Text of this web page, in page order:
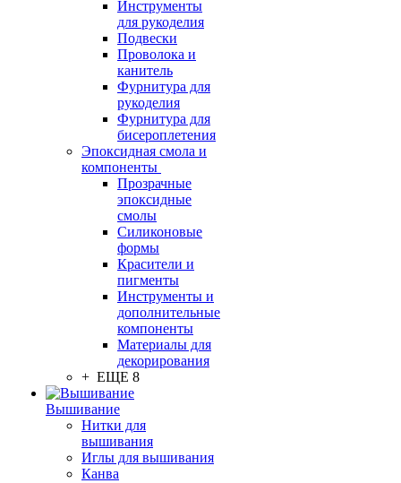
Инструменты
для рукоделия
Подвески
Проволока и
канитель
Фурнитура для
рукоделия
Фурнитура для
бисероплетения
Эпоксидная смола и
компоненты
Прозрачные
эпоксидные
смолы
Силиконовые
формы
Красители и
пигменты
Инструменты и
дополнительные
компоненты
Материалы для
декорирования
+ ЕЩЕ 8
Вышивание
Нитки для
вышивания
Иглы для вышивания
Канва